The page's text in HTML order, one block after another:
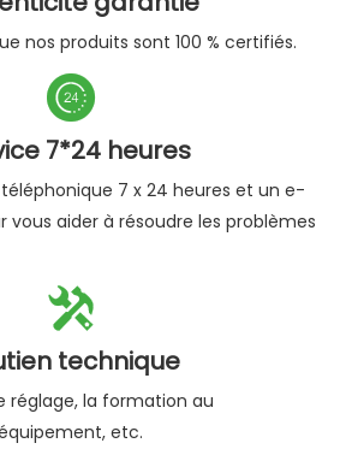
nos produits sont 100 % certifiés.

7*24 heures
7 x 24 heures et un e-
vous aider à résoudre les problèmes

technique
réglage, la formation au
etc.